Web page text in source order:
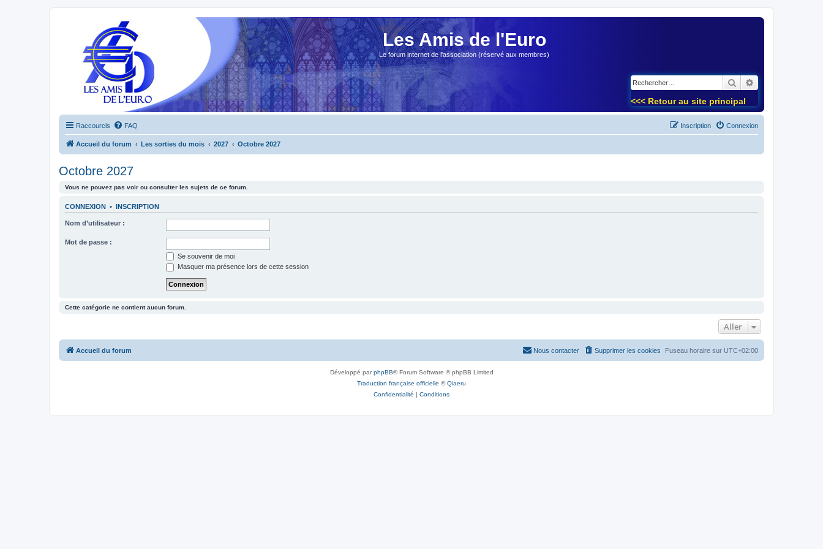
Les Amis de l'Euro
Le forum internet de l'association (réservé aux membres)
Rechercher
<<< Retour au site principal
Raccourcis FAQ Connexion
Inscription
Accueil du forum Les sorties du mois 2027 Octobre 2027
Octobre 2027
Vous ne pouvez pas voir ou consulter les sujets de ce forum.
CONNEXION • INSCRIPTION
Nom d’utilisateur :
Mot de passe :
Se souvenir de moi
Masquer ma présence lors de cette session
Cette catégorie ne contient aucun forum.
Aller
Accueil du forum Fuseau horaire sur UTC+02:00
Supprimer les cookies
Nous contacter
Développé parphpBB® Forum Software © phpBB Limited
Traduction française officielle ©Qiaeru
Confidentialité | Conditions